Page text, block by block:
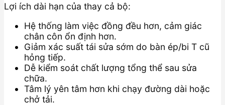
Lợi ích dài hạn của thay cả bộ:
Hệ thống làm việc đồng đều hơn, cảm giác
chân côn ổn định hơn.
Giảm xác suất tái sửa sớm do bàn ép/bi T cũ
hỏng tiếp.
Dễ kiểm soát chất lượng tổng thể sau sửa
chữa.
Tâm lý yên tâm hơn khi chạy đường dài hoặc
chở tải.